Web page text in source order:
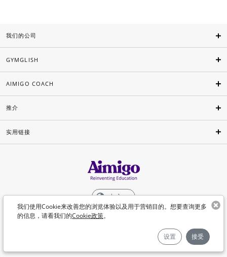
我们使用Cookie来改善您的浏览体验以及用于营销目的。想要查询更多
的信息，请看我们的Cookie政策。
设置 接受
我们的公司
GYMGLISH
AIMIGO COACH
推介
实用链接
中文
©Aimigo 2026